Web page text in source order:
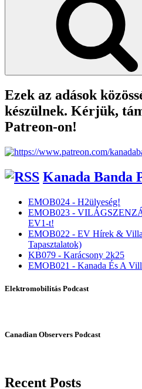
Ezek az adások
készülnek. Kérjük,
Patreon-on!
Kanada Banda
EMOB024 - H2ülyeség!
EMOB023 -
EV1-t!
EMOB022 - EV Hírek &
Tapasztalatok)
KB079 - Karácsony 2k25
EMOB021 - Kanada És A
Elektromobilitás Podcast
Canadian Observers Podcast
Recent Posts